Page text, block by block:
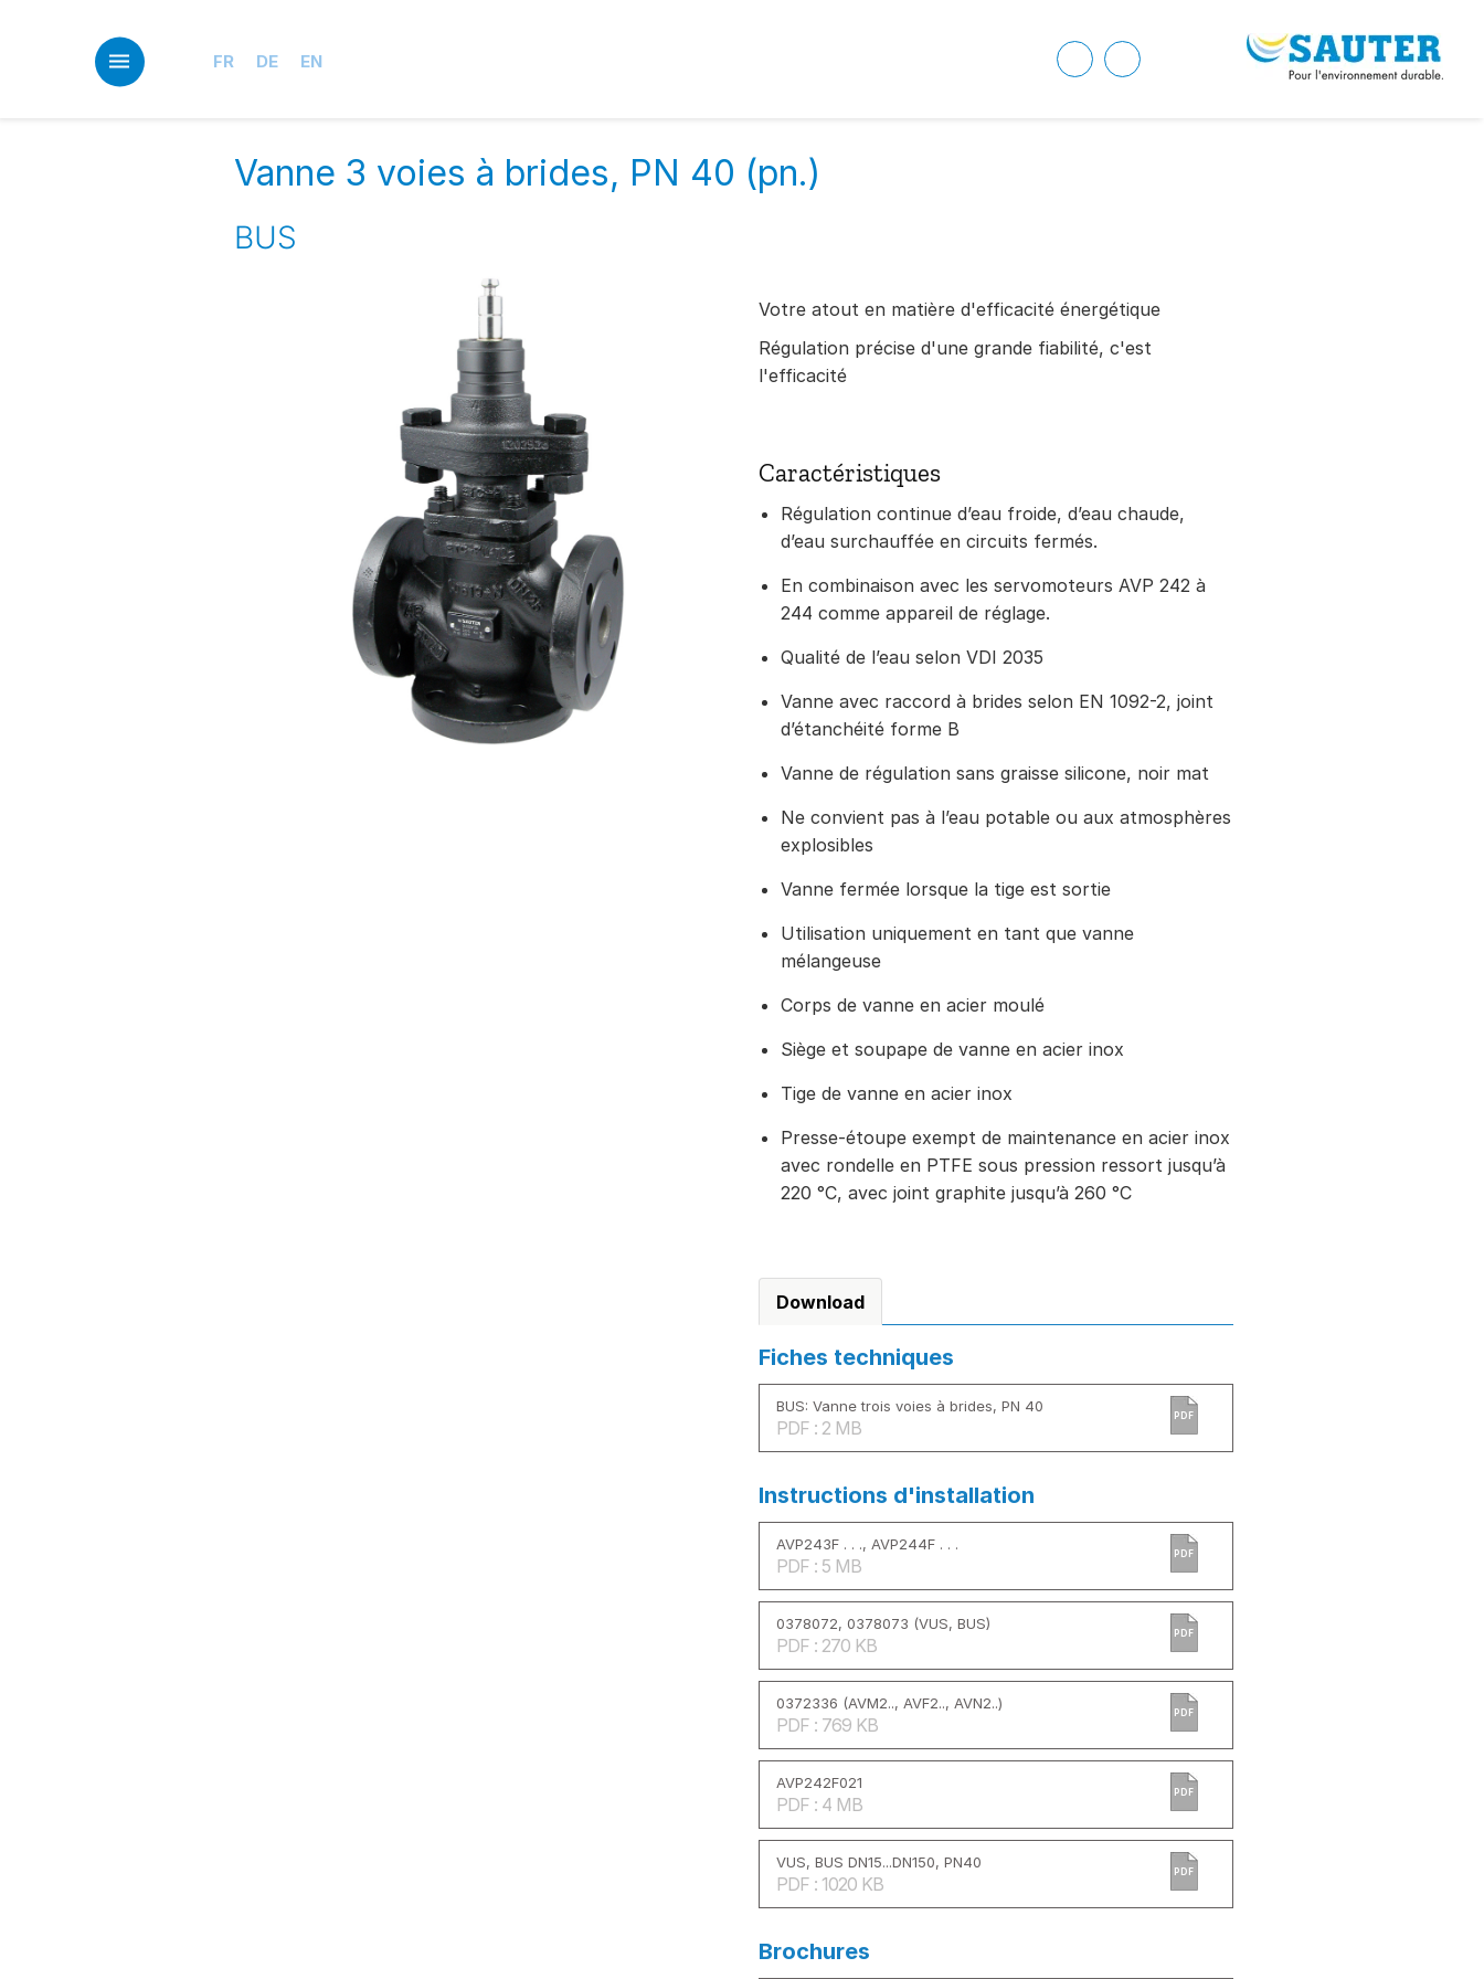
FR DE EN
Vanne 3 voies à brides, PN 40 (pn.)
BUS
Votre atout en matière d'efficacité énergétique
Régulation précise d'une grande fiabilité, c'est
l'efficacité
Caractéristiques
Régulation continue d’eau froide, d’eau chaude,
d’eau surchauffée en circuits fermés.
En combinaison avec les servomoteurs AVP 242 à
244 comme appareil de réglage.
Qualité de l’eau selon VDI 2035
Vanne avec raccord à brides selon EN 1092-2, joint
d’étanchéité forme B
Vanne de régulation sans graisse silicone, noir mat
Ne convient pas à l’eau potable ou aux atmosphères
explosibles
Vanne fermée lorsque la tige est sortie
Utilisation uniquement en tant que vanne
mélangeuse
Corps de vanne en acier moulé
Siège et soupape de vanne en acier inox
Tige de vanne en acier inox
Presse-étoupe exempt de maintenance en acier inox
avec rondelle en PTFE sous pression ressort jusqu’à
220 °C, avec joint graphite jusqu’à 260 °C
Download
Fiches techniques
BUS: Vanne trois voies à brides, PN 40
PDF : 2 MB
PDF
Instructions d'installation
AVP243F . . ., AVP244F . . .
PDF : 5 MB
PDF
0378072, 0378073 (VUS, BUS)
PDF : 270 KB
PDF
0372336 (AVM2.., AVF2.., AVN2..)
PDF : 769 KB
PDF
AVP242F021
PDF : 4 MB
PDF
VUS, BUS DN15...DN150, PN40
PDF : 1020 KB
PDF
Brochures